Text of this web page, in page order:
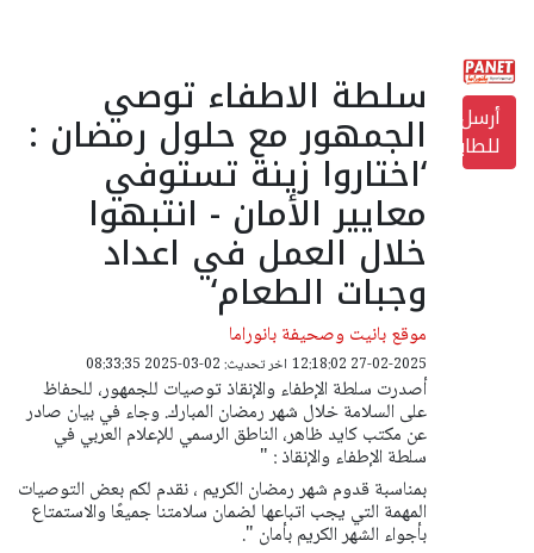
أرسل
للطابعة
سلطة الاطفاء توصي
الجمهور مع حلول رمضان :
‘اختاروا زينة تستوفي
معايير الأمان - انتبهوا
خلال العمل في اعداد
وجبات الطعام‘
موقع بانيت وصحيفة بانوراما
27-02-2025 12:18:02 اخر تحديث: 02-03-2025 08:33:35
أصدرت سلطة الإطفاء والإنقاذ توصيات للجمهور، للحفاظ
على السلامة خلال شهر رمضان المبارك. وجاء في بيان صادر
عن مكتب كايد ظاهر، الناطق الرسمي للإعلام العربي في
سلطة الإطفاء والإنقاذ : "
بمناسبة قدوم شهر رمضان الكريم ، نقدم لكم بعض التوصيات
المهمة التي يجب اتباعها لضمان سلامتنا جميعًا والاستمتاع
بأجواء الشهر الكريم بأمان ".